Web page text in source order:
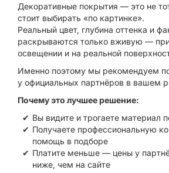
Декоративные покрытия — это не
стоит выбирать «по картинке».
Реальный цвет, глубина оттенка и
раскрываются только вживую —
освещении и на реальной
Именно поэтому мы рекомендуем
у официальных партнёров в вашем
Почему это лучшее решение:
Вы видите и трогаете материал
Получаете профессиональную
помощь в подборе
Платите меньше — цены у
ниже, чем на сайте